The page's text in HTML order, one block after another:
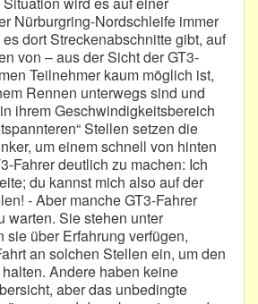
Nürburgring-Nordschleife immer
dort Streckenabschnitte gibt, auf
von – aus der Sicht der GT3-
Teilnehmer kaum möglich ist,
Rennen unterwegs sind und
ihrem Geschwindigkeitsbereich
Stellen setzen die
um einem schnell von hinten
Fahrer deutlich zu machen: Ich
du kannst mich also auf der
- Aber manche GT3-Fahrer
warten. Sie stehen unter
sie über Erfahrung verfügen,
an solchen Stellen ein, um den
Andere haben keine
aber das unbedingte